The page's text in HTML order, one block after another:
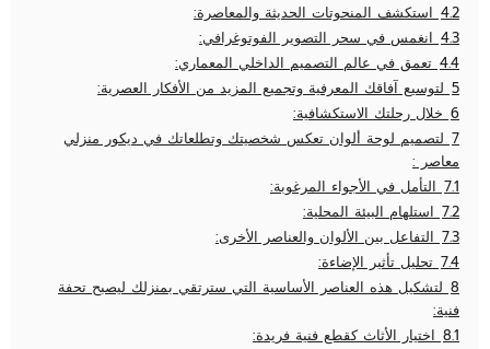
4.2 استكشف المنحوتات الحديثة والمعاصرة:
4.3 انغمس في سحر التصوير الفوتوغرافي:
4.4 تعمق في عالم التصميم الداخلي المعماري:
5 لتوسيع آفاقك المعرفية وتجميع المزيد من الأفكار العصرية:
6 خلال رحلتك الاستكشافية:
7 لتصميم لوحة ألوان تعكس شخصيتك وتطلعاتك في ديكور منزلي
معاصر :
7.1 التأمل في الأجواء المرغوبة:
7.2 استلهام البيئة المحلية:
7.3 التفاعل بين الألوان والعناصر الأخرى:
7.4 تحليل تأثير الإضاءة:
8 لتشكيل هذه العناصر الأساسية التي سترتقي بمنزلك ليصبح تحفة
فنية:
8.1 اختيار الأثاث كقطع فنية فريدة: